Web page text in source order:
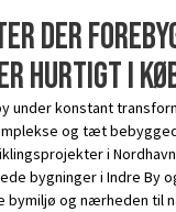
der
hurtigt i
under konstant
og tæt
i
bygninger i Indre By
og nærheden til